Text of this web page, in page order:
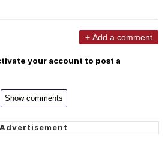
+ Add a comment
your account to post a
Show comments